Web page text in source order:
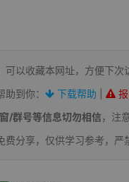
以收藏本网址，方便下次
到你：
下载帮助
/群号等信息切勿相信，注
费分享，仅供学习参考，严